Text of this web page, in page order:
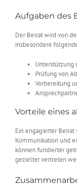
Aufgaben des
Der Beirat wird von
insbesondere
Unterstützung
Prüfung von
Vorbereitung
Vorteile eines
Ein engagierter Beirat
Kommunikation und
können fundierter
gezielter vertreten